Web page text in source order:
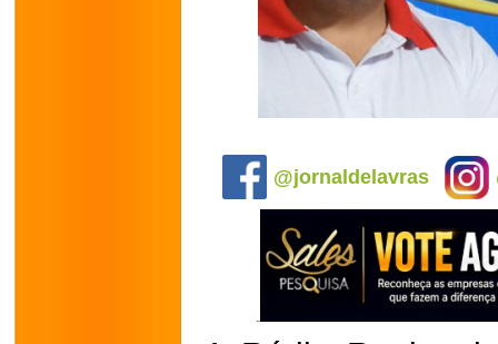
@jornaldelavras